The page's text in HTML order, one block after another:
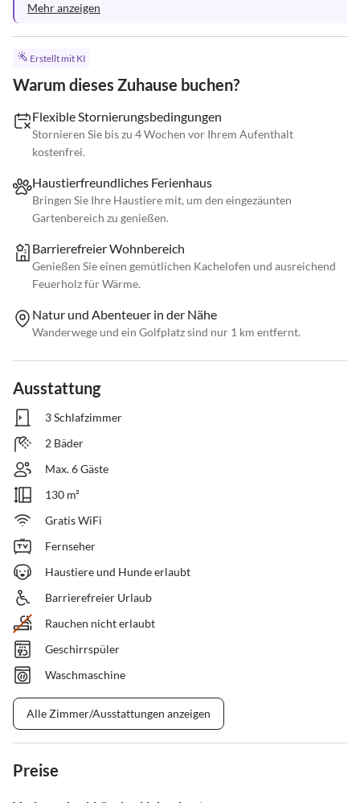
Mehr anzeigen
Erstellt mit KI
Warum dieses Zuhause buchen?
Flexible Stornierungsbedingungen
Stornieren Sie bis zu 4 Wochen vor Ihrem Aufenthalt
kostenfrei.
Haustierfreundliches Ferienhaus
Bringen Sie Ihre Haustiere mit, um den eingezäunten
Gartenbereich zu genießen.
Barrierefreier Wohnbereich
Genießen Sie einen gemütlichen Kachelofen und ausreichend
Feuerholz für Wärme.
Natur und Abenteuer in der Nähe
Wanderwege und ein Golfplatz sind nur 1 km entfernt.
Ausstattung
3 Schlafzimmer
2 Bäder
Max. 6 Gäste
130 m²
Gratis WiFi
Fernseher
Haustiere und Hunde erlaubt
Barrierefreier Urlaub
Rauchen nicht erlaubt
Geschirrspüler
Waschmaschine
Alle Zimmer/Ausstattungen anzeigen
Preise